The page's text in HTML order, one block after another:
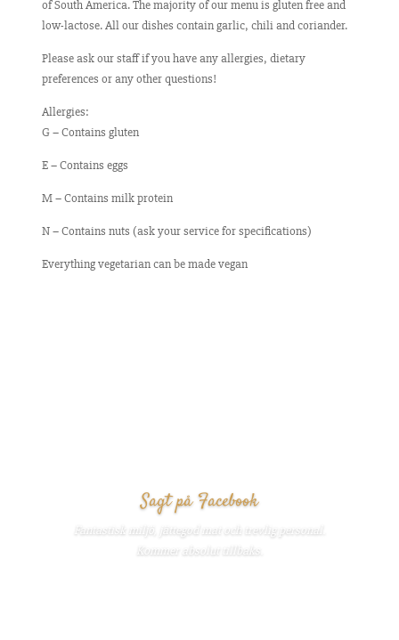
of South America. The majority of our menu is gluten free and
low-lactose. All our dishes contain garlic, chili and coriander.
Please ask our staff if you have any allergies, dietary
preferences or any other questions!
Allergies:
G – Contains gluten
E – Contains eggs
M – Contains milk protein
N – Contains nuts (ask your service for specifications)
Everything vegetarian can be made vegan
Sagt på Facebook
Fantastisk miljö, jättegod mat och trevlig personal.
Kommer absolut tillbaks.